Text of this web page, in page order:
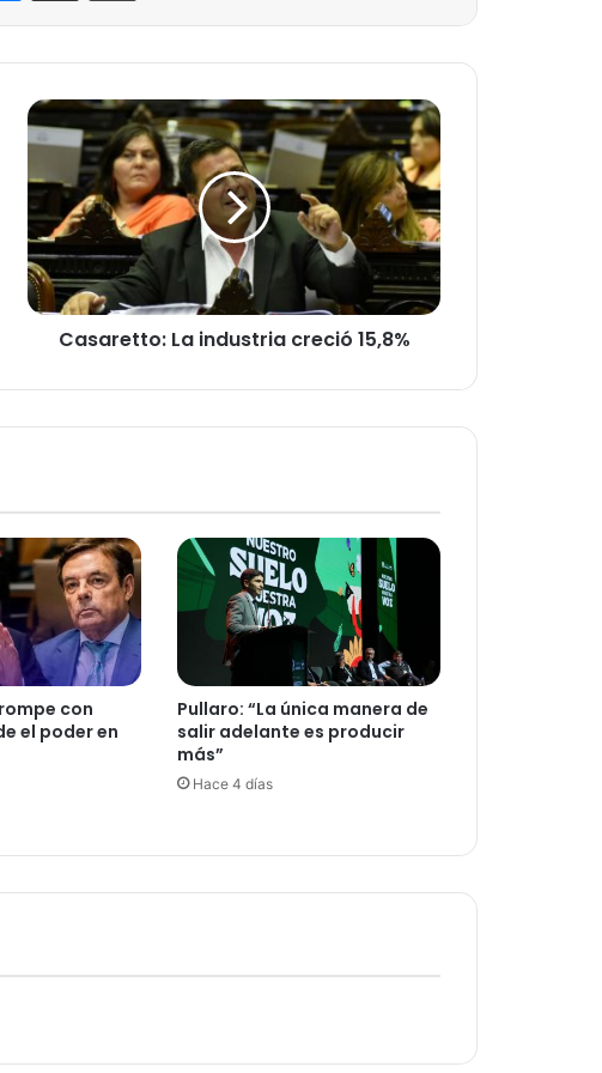
Casaretto:
La
industria
creció
15,8%
Casaretto: La industria creció 15,8%
con
el poder en
Pullaro: “La única manera de
salir adelante es producir
más”
Hace 4 días